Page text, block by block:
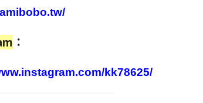
：
kk78625/